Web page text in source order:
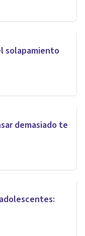
solapamiento
demasiado te